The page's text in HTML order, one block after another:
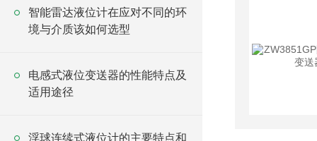
智能雷达液位计在应对不同的环
境与介质该如何选型
电感式液位变送器的性能特点及
适用途径
浮球连续式液位计的主要特点和